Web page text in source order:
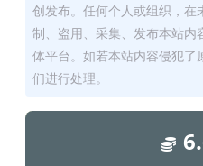
创发布。任何个人或组织，在
制、盗用、采集、发布本站内
体平台。如若本站内容侵犯了
们进行处理。